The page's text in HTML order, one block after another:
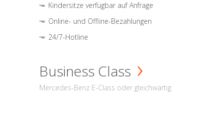
Kindersitze verfügbar auf Anfrage
Online- und Offline-Bezahlungen
24/7-Hotline
Business Class
Mercedes-Benz E-Class oder gleichwärtig